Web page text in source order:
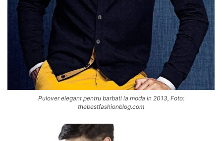
Pulover elegant pentru barbati la moda in 2013, Foto:
thebestfashionblog.com